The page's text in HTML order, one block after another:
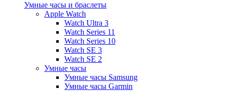
Умные часы и браслеты
Apple Watch
Watch Ultra 3
Watch Series 11
Watch Series 10
Watch SE 3
Watch SE 2
Умные часы
Умные часы Samsung
Умные часы Garmin